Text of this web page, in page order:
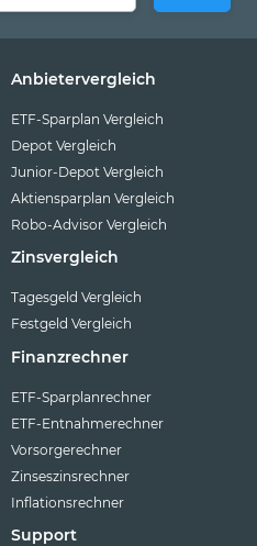
Anbietervergleich
ETF-Sparplan Vergleich
Depot Vergleich
Junior-Depot Vergleich
Aktiensparplan Vergleich
Robo-Advisor Vergleich
Zinsvergleich
Tagesgeld Vergleich
Festgeld Vergleich
Finanzrechner
ETF-Sparplanrechner
ETF-Entnahmerechner
Vorsorgerechner
Zinseszinsrechner
Inflationsrechner
Support